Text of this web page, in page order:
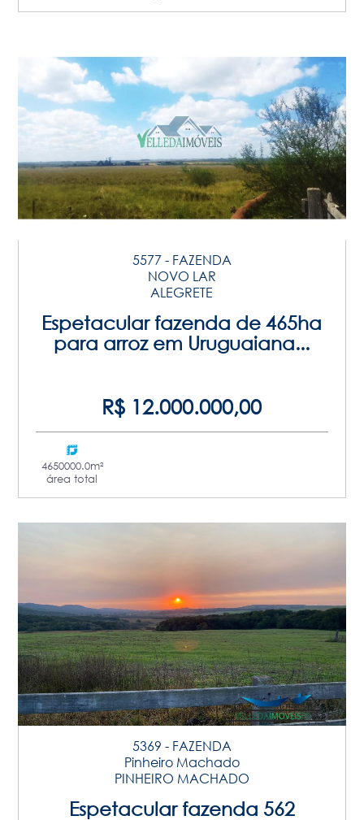
5577 - FAZENDA
NOVO LAR
ALEGRETE
Espetacular fazenda de 465ha
para arroz em Uruguaiana...
R$ 12.000.000,00
4650000.0m²
área total
5369 - FAZENDA
Pinheiro Machado
PINHEIRO MACHADO
Espetacular fazenda 562